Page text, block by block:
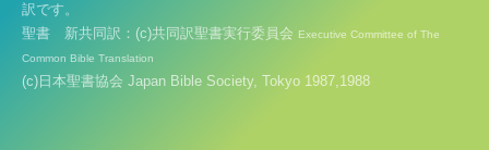
訳です。
聖書 新共同訳：(c)共同訳聖書実行委員会 Executive Committee of The
Common Bible Translation
(c)日本聖書協会 Japan Bible Society, Tokyo 1987,1988